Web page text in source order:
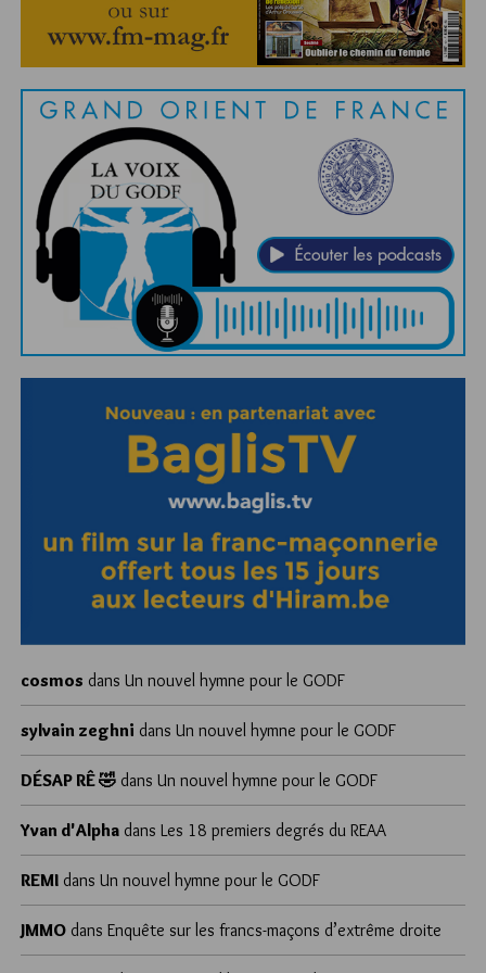
cosmos dans Un nouvel hymne pour le GODF
sylvain zeghni dans Un nouvel hymne pour le GODF
DÉSAP RÊ 🤣 dans Un nouvel hymne pour le GODF
Yvan d'Alpha dans Les 18 premiers degrés du REAA
REMI dans Un nouvel hymne pour le GODF
JMMO dans Enquête sur les francs-maçons d’extrême droite